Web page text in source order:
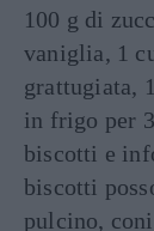
100 g di
vaniglia, 1
grattugiata,
in frigo per
biscotti e
biscotti
pulcino,